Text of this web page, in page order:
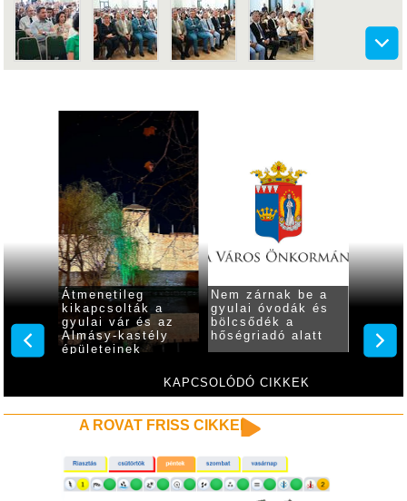
KAPCSOLÓDÓ CIKKEK
Átmenetileg
kikapcsolták a
gyulai vár és az
Almásy-kastély
épületeinek
Nem zárnak be a
gyulai óvodák és
bölcsődék a
hőségriadó alatt
A ROVAT FRISS CIKKEI